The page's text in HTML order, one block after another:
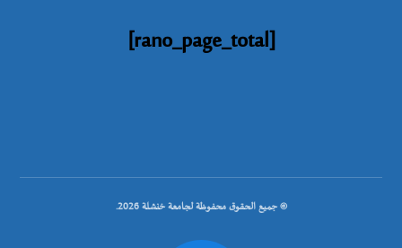
[rano_page_total]
© جميع الحقوق محفوظة لجامعة خنشلة 2026.